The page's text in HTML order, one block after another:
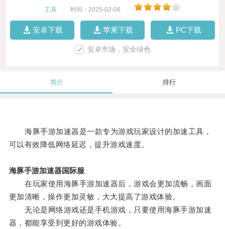
工具 时间：2025-02-06
安卓下载 苹果下载 PC下载
安卓市场，安全绿色
简介 排行
海豚手游加速器是一款专为游戏玩家设计的加速工具，
可以有效降低网络延迟，提升游戏速度。
海豚手游加速器国际服
在玩家使用海豚手游加速器后，游戏会更加流畅，画面
更加清晰，操作更加灵敏，大大提高了游戏体验。
无论是网络游戏还是手机游戏，只要使用海豚手游加速
器，都能享受到更好的游戏体验。